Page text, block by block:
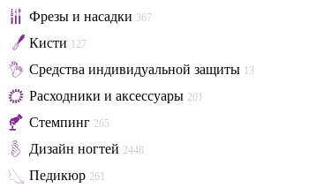
Фрезы и насадки 367
Кисти 127
Средства индивидуальной защиты 13
Расходники и аксессуары 201
Стемпинг 265
Дизайн ногтей 2448
Педикюр 261